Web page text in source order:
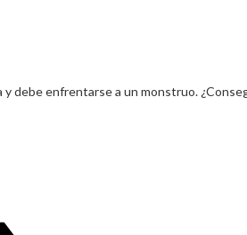
debe enfrentarse a un monstruo.